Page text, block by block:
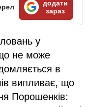
додати
зараз
у
не може
в
випливає, що
Порошенків: